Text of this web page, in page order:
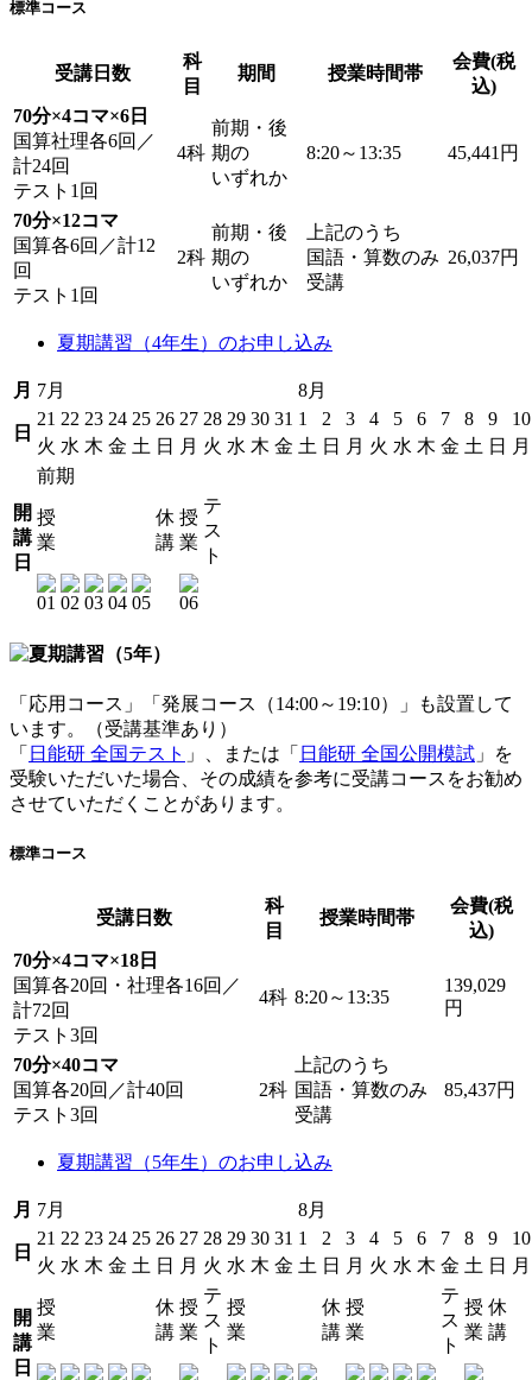
標準コース
受講日数
科
目
期間 授業時間帯
会費(税
込)
70分×4コマ×6日
国算社理各6回／
計24回
テスト1回
4科
前期・後
期の
いずれか
8:20～13:35 45,441円
70分×12コマ
国算各6回／計12
回
テスト1回
2科
前期・後
期の
いずれか
上記のうち
国語・算数のみ
受講
26,037円
夏期講習（4年生）のお申し込み
月 7月 8月
日
21 22 23 24 25 26 27 28 29 30 31 1 2 3 4 5 6 7 8 9
10
火 水 木 金 土 日 月 火 水 木 金 土 日 月 火 水 木 金 土 日 月
開
講
日
前期
授
業
休
講
授
業
テ
ス
ト
「応用コース」「発展コース（14:00～19:10）」も設置して
います。（受講基準あり）
「 日能研 全国テスト 」、または「 日能研 全国公開模試 」を
受験いただいた場合、その成績を参考に受講コースをお勧め
させていただくことがあります。
標準コース
受講日数
科
目
授業時間帯
会費(税
込)
70分×4コマ×18日
国算各20回・社理各16回／
計72回
テスト3回
4科 8:20～13:35
139,029
円
70分×40コマ
国算各20回／計40回
テスト3回
2科
上記のうち
国語・算数のみ
受講
85,437円
夏期講習（5年生）のお申し込み
月 7月 8月
日
21 22 23 24 25 26 27 28 29 30 31 1 2 3 4 5 6 7 8 9
10
火 水 木 金 土 日 月 火 水 木 金 土 日 月 火 水 木 金 土 日 月
開
講
日
授
業
休
講
授
業
テ
ス
ト
授
業
休
講
授
業
テ
ス
ト
授
業
休
講